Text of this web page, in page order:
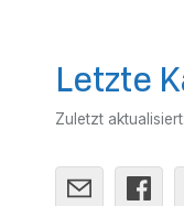
Letzte
Zuletzt aktualisiert: